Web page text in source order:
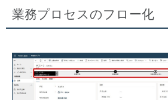
業務プロセスのフロー化